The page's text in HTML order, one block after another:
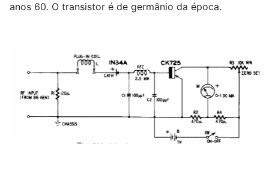
anos 60. O transistor é de germânio da época.